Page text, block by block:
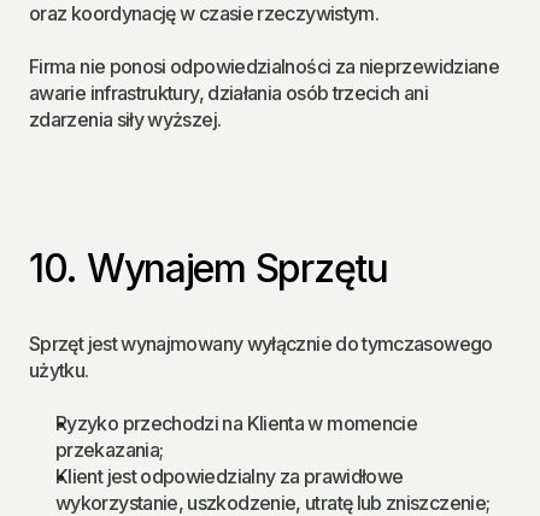
oraz koordynację w czasie rzeczywistym.
Firma nie ponosi odpowiedzialności za nieprzewidziane
awarie infrastruktury, działania osób trzecich ani
zdarzenia siły wyższej.
10. Wynajem Sprzętu
Sprzęt jest wynajmowany wyłącznie do tymczasowego
użytku.
Ryzyko przechodzi na Klienta w momencie
przekazania;
Klient jest odpowiedzialny za prawidłowe
wykorzystanie, uszkodzenie, utratę lub zniszczenie;